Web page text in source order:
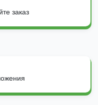
заказ